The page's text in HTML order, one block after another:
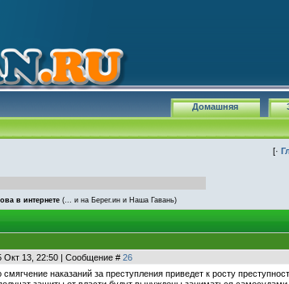
Домашняя
[·
в интернете (... и на Берег.ин и Наша Гавань)
Окт 13, 22:50 | Сообщение # 26
наказаний за преступления приведет к росту